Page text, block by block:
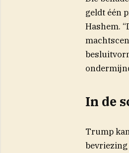
geldt één
Hashem.
In de
Trump
bevriezing